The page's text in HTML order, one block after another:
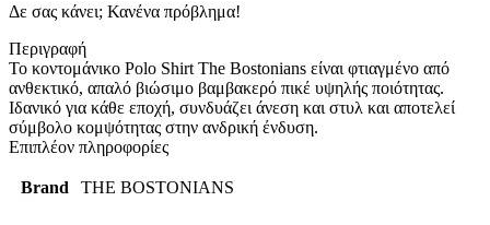
Δε σας κάνει; Κανένα πρόβλημα!
Περιγραφή
Το κοντομάνικο Polo Shirt The Bostonians είναι φτιαγμένο από
ανθεκτικό, απαλό βιώσιμο βαμβακερό πικέ υψηλής ποιότητας.
Ιδανικό για κάθε εποχή, συνδυάζει άνεση και στυλ και αποτελεί
σύμβολο κομψότητας στην ανδρική ένδυση.
Επιπλέον πληροφορίες
Brand THE BOSTONIANS